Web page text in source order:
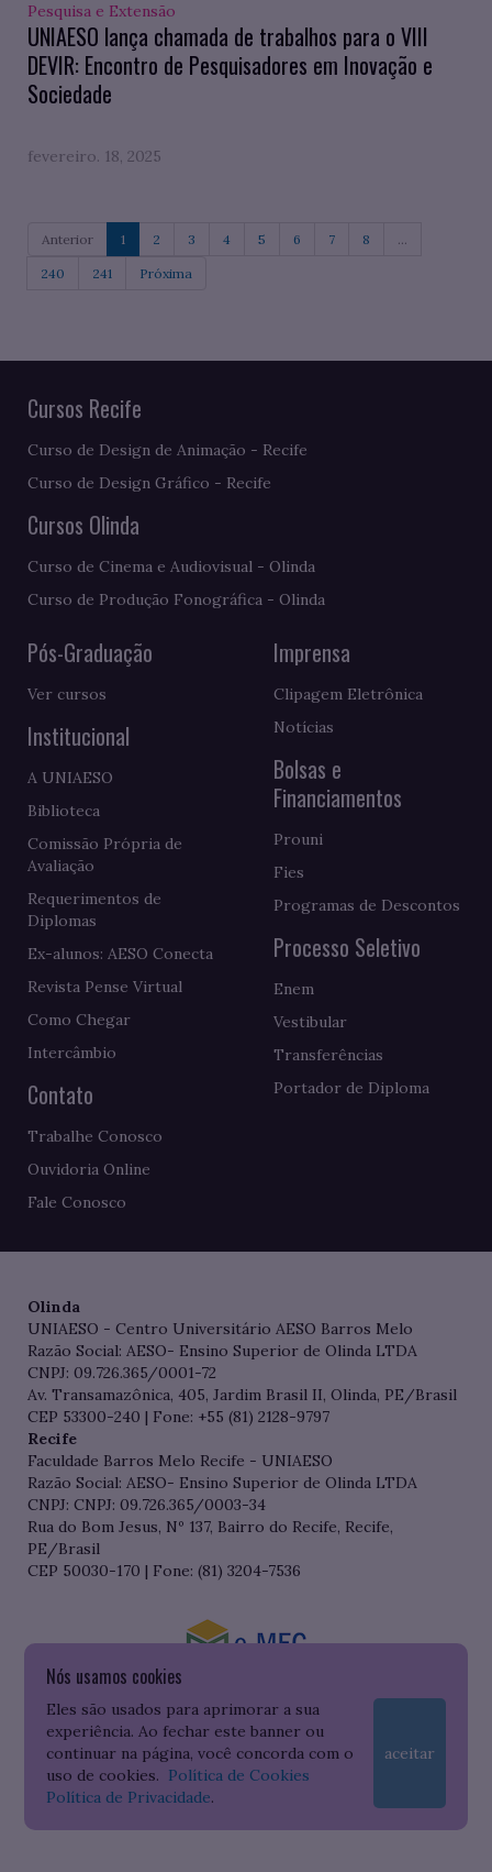
Pesquisa e Extensão
UNIAESO lança chamada de trabalhos para o VIII
DEVIR: Encontro de Pesquisadores em Inovação e
Sociedade
fevereiro. 18, 2025
Anterior 1 2 3 4 5 6 7 8 ...
240 241 Próxima
Nós usamos cookies
Eles são usados para aprimorar a sua
experiência. Ao fechar este banner ou
continuar na página, você concorda com o
uso de cookies. Política de Cookies
Política de Privacidade.
aceitar
Cursos Recife
Curso de Design de Animação - Recife
Curso de Design Gráfico - Recife
Cursos Olinda
Curso de Cinema e Audiovisual - Olinda
Curso de Produção Fonográfica - Olinda
Pós-Graduação
Ver cursos
Institucional
A UNIAESO
Biblioteca
Comissão Própria de
Avaliação
Requerimentos de
Diplomas
Ex-alunos: AESO Conecta
Revista Pense Virtual
Como Chegar
Intercâmbio
Contato
Trabalhe Conosco
Ouvidoria Online
Fale Conosco
Imprensa
Clipagem Eletrônica
Notícias
Bolsas e
Financiamentos
Prouni
Fies
Programas de Descontos
Processo Seletivo
Enem
Vestibular
Transferências
Portador de Diploma
Olinda
UNIAESO - Centro Universitário AESO Barros Melo
Razão Social: AESO- Ensino Superior de Olinda LTDA
CNPJ: 09.726.365/0001-72
Av. Transamazônica, 405, Jardim Brasil II, Olinda, PE/Brasil
CEP 53300-240 | Fone: +55 (81) 2128-9797
Recife
Faculdade Barros Melo Recife - UNIAESO
Razão Social: AESO- Ensino Superior de Olinda LTDA
CNPJ: CNPJ: 09.726.365/0003-34
Rua do Bom Jesus, Nº 137, Bairro do Recife, Recife,
PE/Brasil
CEP 50030-170 | Fone: (81) 3204-7536
Consulte o cadastro da Instituição no Sistema do e-MEC